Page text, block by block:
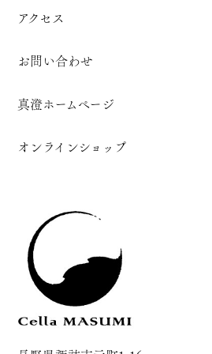
アクセス
お問い合わせ
真澄ホームページ
オンラインショップ